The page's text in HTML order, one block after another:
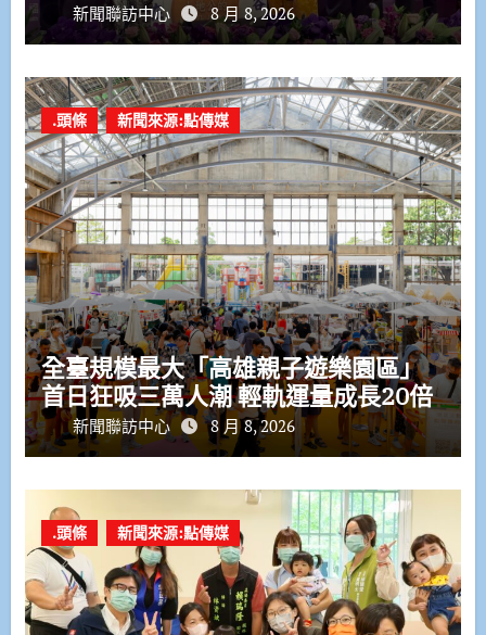
新聞聯訪中心 8 月 8, 2026
.頭條 新聞來源:點傳媒
全臺規模最大「高雄親子遊樂園區」
首日狂吸三萬人潮 輕軌運量成長20倍
新聞聯訪中心 8 月 8, 2026
.頭條 新聞來源:點傳媒